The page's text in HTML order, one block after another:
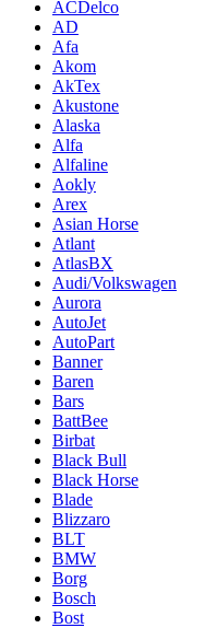
ACDelco
AD
Afa
Akom
AkTex
Akustone
Alaska
Alfa
Alfaline
Aokly
Arex
Asian Horse
Atlant
AtlasBX
Audi/Volkswagen
Aurora
AutoJet
AutoPart
Banner
Baren
Bars
BattBee
Birbat
Black Bull
Black Horse
Blade
Blizzaro
BLT
BMW
Borg
Bosch
Bost